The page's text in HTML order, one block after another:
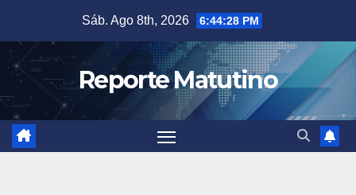
contenido
Sáb. Ago 8th, 2026 6:44:29 PM
Reporte Matutino